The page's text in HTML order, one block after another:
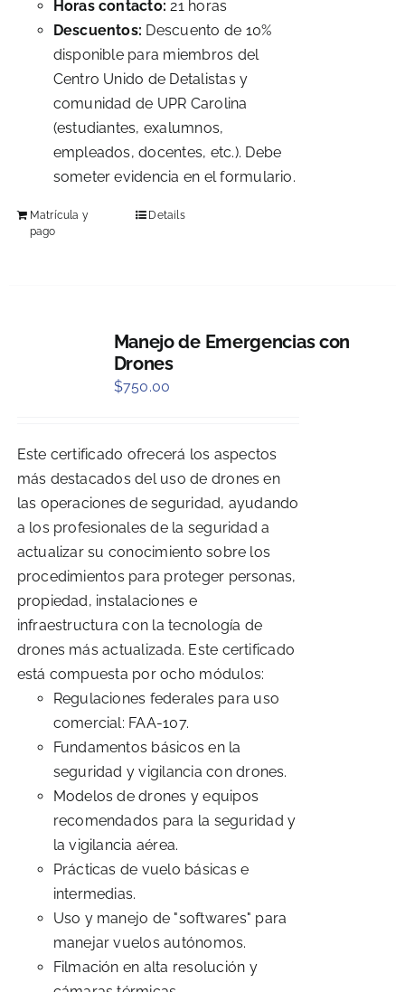
Horas contacto: 21 horas
Descuentos: Descuento de 10%
disponible para miembros del
Centro Unido de Detalistas y
comunidad de UPR Carolina
(estudiantes, exalumnos,
empleados, docentes, etc.). Debe
someter evidencia en el formulario.
Matrícula y
pago
Details
Manejo de Emergencias con
Drones
$750.00
Este certificado ofrecerá los aspectos
más destacados del uso de drones en
las operaciones de seguridad, ayudando
a los profesionales de la seguridad a
actualizar su conocimiento sobre los
procedimientos para proteger personas,
propiedad, instalaciones e
infraestructura con la tecnología de
drones más actualizada. Este certificado
está compuesta por ocho módulos:
Regulaciones federales para uso
comercial: FAA-107.
Fundamentos básicos en la
seguridad y vigilancia con drones.
Modelos de drones y equipos
recomendados para la seguridad y
la vigilancia aérea.
Prácticas de vuelo básicas e
intermedias.
Uso y manejo de "softwares" para
manejar vuelos autónomos.
Filmación en alta resolución y